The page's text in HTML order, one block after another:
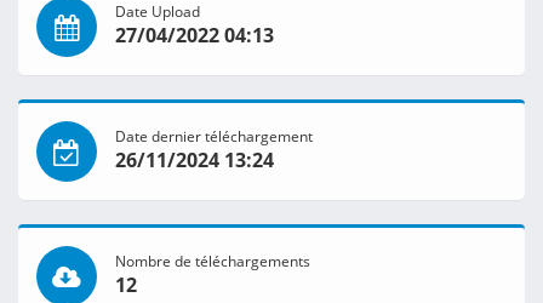
Date Upload
27/04/2022 04:13
Date dernier téléchargement
26/11/2024 13:24
Nombre de téléchargements
12